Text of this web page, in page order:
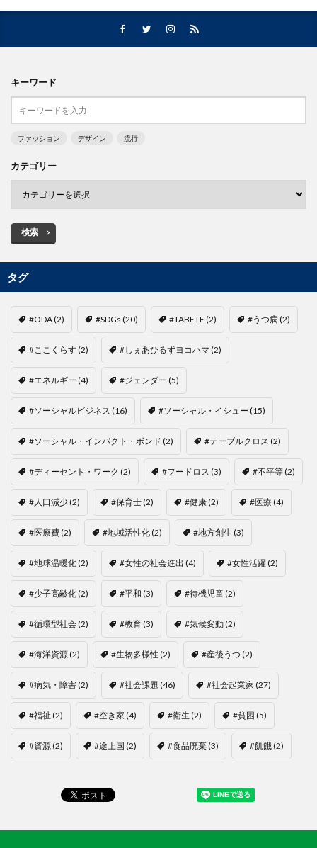
キーワード
ファッション デザイン 流行
カテゴリー
検索
タグ
#ODA(2) #SDGs (20) #TABETE (2) #うつ病(2)
#ここくらす(2) #しぇあひるずヨコハマ (2)
#エネルギー (4) #ジェンダー (5)
#ソーシャルビジネス (16) #ソーシャル・イシュー (15)
#ソーシャル・インパクト・ボンド (2) #テーブルクロス (2)
#ディーセント・ワーク (2) #フードロス (3) #不平等(2)
#人口減少(2) #保育士(2) #健康(2) #医療(4)
#医療費(2) #地域活性化(2) #地方創生 (3)
#地球温暖化(2) #女性の社会進出 (4) #女性活躍(2)
#少子高齢化(2) #平和 (3) #待機児童(2)
#循環型社会(2) #教育(3) #気候変動(2)
#海洋資源(2) #生物多様性(2) #産後うつ (2)
#病気・障害(2) #社会課題 (46) #社会起業家 (27)
#福祉 (2) #空き家 (4) #衛生 (2) #貧困 (5)
#資源(2) #途上国 (2) #食品廃棄(3) #飢餓(2)